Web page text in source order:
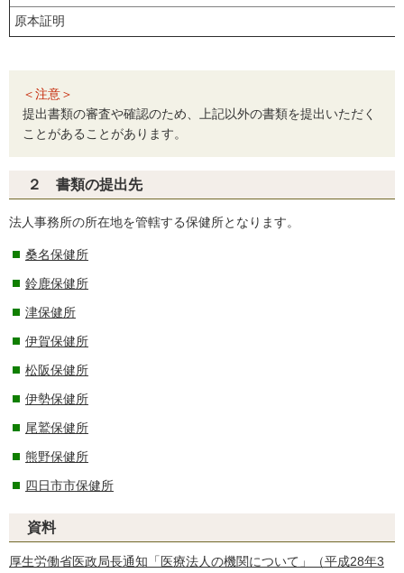
原本証明
＜注意＞
提出書類の審査や確認のため、上記以外の書類を提出いただく
ことがあることがあります。
２ 書類の提出先
法人事務所の所在地を管轄する保健所となります。
桑名保健所
鈴鹿保健所
津保健所
伊賀保健所
松阪保健所
伊勢保健所
尾鷲保健所
熊野保健所
四日市市保健所
資料
厚生労働省医政局長通知「医療法人の機関について」（平成28年3